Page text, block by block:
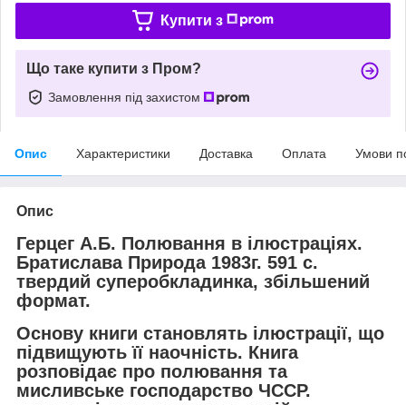
Купити з
Що таке купити з Пром?
Замовлення під захистом
Опис Характеристики Доставка Оплата Умови
Опис
Герцег А.Б. Полювання в ілюстраціях.
Братислава Природа 1983г. 591 с.
твердий суперобкладинка, збільшений
формат.
Основу книги становлять ілюстрації, що
підвищують її наочність. Книга
розповідає про полювання та
мисливське господарство ЧССР.